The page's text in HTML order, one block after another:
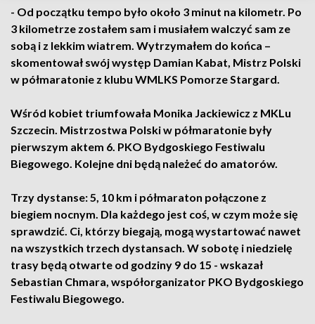
- Od początku tempo było około 3 minut na kilometr. Po
3 kilometrze zostałem sam i musiałem walczyć sam ze
sobą i z lekkim wiatrem. Wytrzymałem do końca –
skomentował swój występ Damian Kabat, Mistrz Polski
w półmaratonie z klubu WMLKS Pomorze Stargard.
Wśród kobiet triumfowała Monika Jackiewicz z MKLu
Szczecin. Mistrzostwa Polski w półmaratonie były
pierwszym aktem 6. PKO Bydgoskiego Festiwalu
Biegowego. Kolejne dni będą należeć do amatorów.
Trzy dystanse: 5, 10 km i półmaraton połączone z
biegiem nocnym. Dla każdego jest coś, w czym może się
sprawdzić. Ci, którzy biegają, mogą wystartować nawet
na wszystkich trzech dystansach. W sobotę i niedzielę
trasy będą otwarte od godziny 9 do 15 - wskazał
Sebastian Chmara, współorganizator PKO Bydgoskiego
Festiwalu Biegowego.